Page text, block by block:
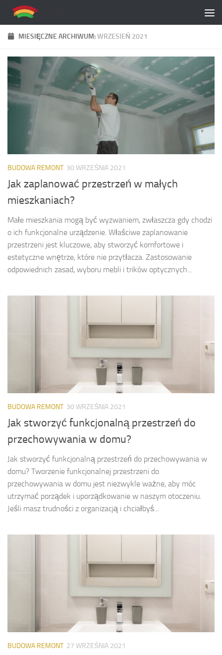
Skip to content
MIESIĘCZNE ARCHIWUM:WRZESIEŃ 2021
BUDOWA REMONT 30 WRZEŚNIA 2021
Jak zaplanować przestrzeń w małych
mieszkaniach?
Małe mieszkania mogą być wyzwaniem, zwłaszcza gdy chodzi
o ich funkcjonalne urządzenie. Właściwe zaplanowanie
przestrzeni jest kluczowe, aby stworzyć komfortowe i
estetyczne wnętrze, które nie przytłacza. Zastosowanie
odpowiednich zasad, wyboru mebli i trików optycznych...
BUDOWA REMONT 30 WRZEŚNIA 2021
Jak stworzyć funkcjonalną przestrzeń do
przechowywania w domu?
Jak stworzyć funkcjonalną przestrzeń do przechowywania w
domu? Tworzenie funkcjonalnej przestrzeni do
przechowywania w domu jest niezwykle ważne, aby móc
utrzymać porządek i uporządkowanie w naszym otoczeniu.
Jeśli masz trudności z organizacją i chciałbyś...
BUDOWA REMONT 27 WRZEŚNIA 2021